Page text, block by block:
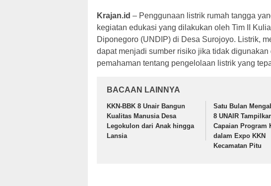
Krajan.id – Penggunaan listrik rumah tangga
kegiatan edukasi yang dilakukan oleh Tim II
Diponegoro (UNDIP) di Desa Surojoyo. Listrik,
dapat menjadi sumber risiko jika tidak
pemahaman tentang pengelolaan listrik yang
BACAAN LAINNYA
KKN-BBK 8 Unair Bangun
Kualitas Manusia Desa
Legokulon dari Anak hingga
Lansia
Satu Bulan
8 UNAIR
Capaian Program
dalam Expo KKN
Kecamatan Pitu